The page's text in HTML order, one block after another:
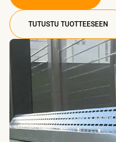
TUTUSTU TUOTTEESEEN